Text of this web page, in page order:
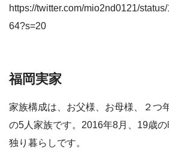
https://twitter.com/mio2nd0121/
64?s=20
福岡実家
家族構成は、お父様、お母様、２つ
の5人家族です。2016年8月、19歳
独り暮らしです。